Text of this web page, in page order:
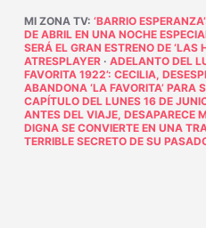
MI ZONA TV: ‘BARRIO
DE ABRIL EN UNA NOCHE
SERÁ EL GRAN ESTRENO DE ‘LAS
ATRESPLAYER· ADELANTO DEL
FAVORITA 1922’: CECILIA,
ABANDONA ‘LA FAVORITA’ PARA
CAPÍTULO DEL LUNES 16 DE
ANTES DEL VIAJE, DESAPARECE
DIGNA SE CONVIERTE EN UNA
TERRIBLE SECRETO DE SU